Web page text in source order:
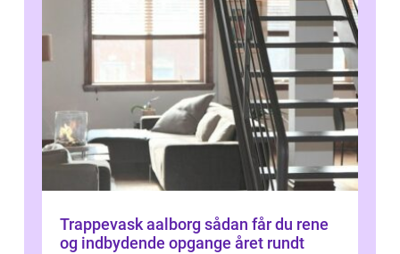
Trappevask aalborg sådan får du rene
og indbydende opgange året rundt